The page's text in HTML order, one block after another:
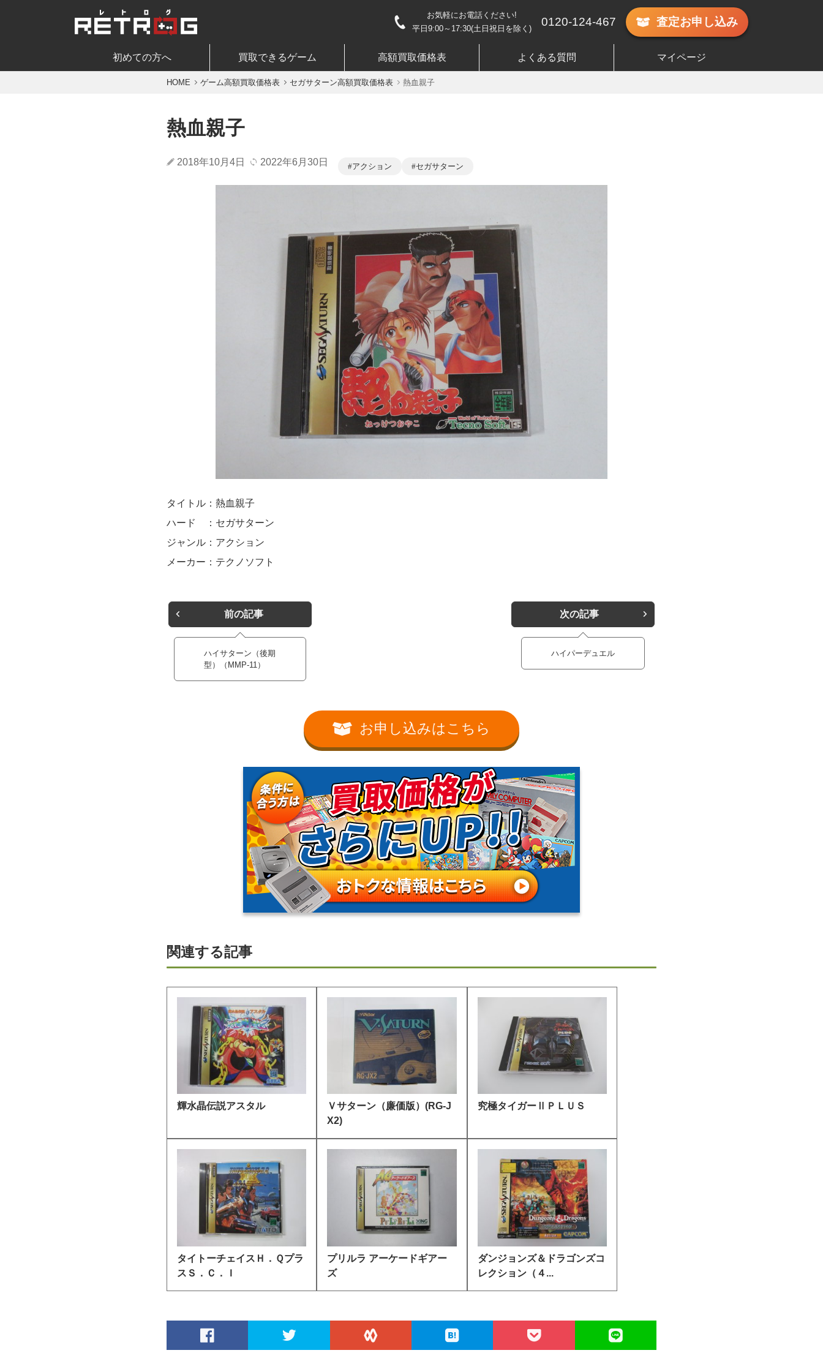
お気軽にお電話ください!
平日9:00～17:30(土日祝日を除く)
0120-124-467 査定お申し込み
初めての方へ 買取できるゲーム 高額買取価格表 よくある質問 マイページ
HOME ゲーム高額買取価格表 セガサターン高額買取価格表 熱血親子
熱血親子
2018年10月4日 2022年6月30日 アクション セガサターン
タイトル：熱血親子
ハード ：セガサターン
ジャンル：アクション
メーカー：テクノソフト
前の記事
ハイサターン（後期
型）（MMP-11）
次の記事
ハイパーデュエル
お申し込みはこちら
関連する記事
輝水晶伝説アスタル
Ｖサターン（廉価版）(RG-J
X2)
究極タイガーⅡＰＬＵＳ
タイトーチェイスＨ．Ｑプラ
スＳ．Ｃ．Ｉ
プリルラ アーケードギアー
ズ
ダンジョンズ＆ドラゴンズコ
レクション（４...